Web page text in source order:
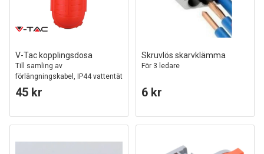
V-Tac kopplingsdosa
Till samling av
förlängningskabel, IP44 vattentät
45 kr
Skruvlös skarvklämma
För 3 ledare
6 kr